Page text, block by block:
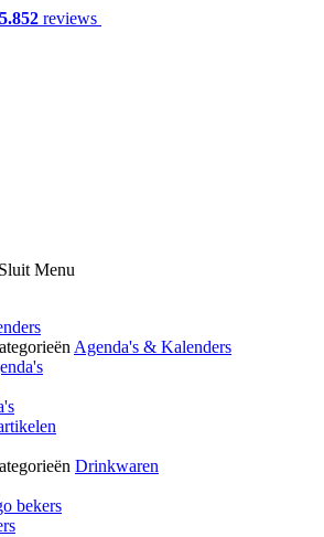
5.852 reviews
Sluit Menu
Agenda's & Kalenders
Drinkwaren
bekers